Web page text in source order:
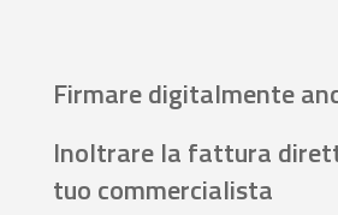
Firmare digitalmente
Inoltrare la fattura
tuo commercialista